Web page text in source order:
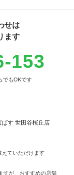
せは
ます
153
でもOKです
す 世田谷桜丘店
えていただけます
すが、おすすめの店舗